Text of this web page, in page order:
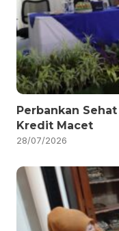
Perbankan
Kredit Macet
28/07/2026